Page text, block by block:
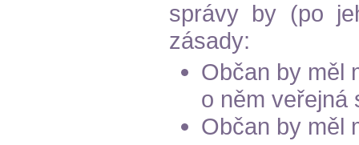
správy by (po
zásady:
Občan by měl
o něm veřejná
Občan by měl